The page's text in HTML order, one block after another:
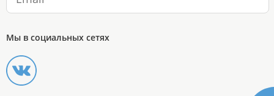
Мы в социальных сетях